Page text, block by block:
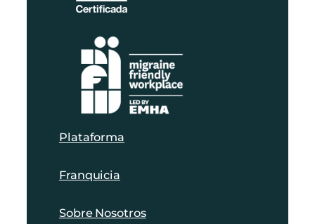
Plataforma
Franquicia
Sobre Nosotros